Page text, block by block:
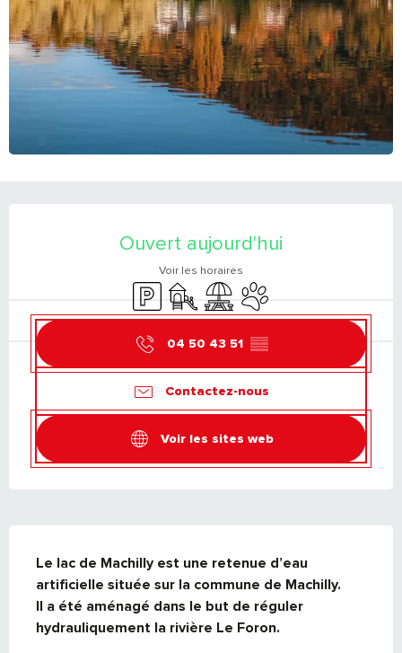
Ouvert aujourd'hui
Voir les horaires
ParkingJeux pour enfants / Espace jeux
Aire de pique nique
Animaux acceptés
04 50 43 51 ▒▒
Contactez-nous
Voir les sites web
Le lac de Machilly est une retenue d’eau
artificielle située sur la commune de Machilly.
Il a été aménagé dans le but de réguler
hydrauliquement la rivière Le Foron.